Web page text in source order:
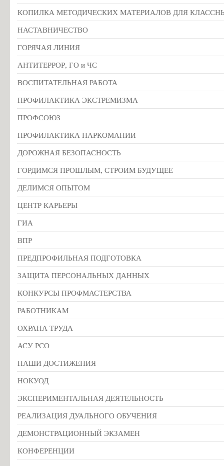
КОПИЛКА МЕТОДИЧЕСКИХ МАТЕРИАЛОВ ДЛЯ
НАСТАВНИЧЕСТВО
ГОРЯЧАЯ ЛИНИЯ
АНТИТЕРРОР, ГО и ЧС
ВОСПИТАТЕЛЬНАЯ РАБОТА
ПРОФИЛАКТИКА ЭКСТРЕМИЗМА
ПРОФСОЮЗ
ПРОФИЛАКТИКА НАРКОМАНИИ
ДОРОЖНАЯ БЕЗОПАСНОСТЬ
ГОРДИМСЯ ПРОШЛЫМ, СТРОИМ БУДУЩЕЕ
ДЕЛИМСЯ ОПЫТОМ
ЦЕНТР КАРЬЕРЫ
ГИА
ВПР
ПРЕДПРОФИЛЬНАЯ ПОДГОТОВКА
ЗАЩИТА ПЕРСОНАЛЬНЫХ ДАННЫХ
КОНКУРСЫ ПРОФМАСТЕРСТВА
РАБОТНИКАМ
ОХРАНА ТРУДА
АСУ РСО
НАШИ ДОСТИЖЕНИЯ
НОКУОД
ЭКСПЕРИМЕНТАЛЬНАЯ ДЕЯТЕЛЬНОСТЬ
РЕАЛИЗАЦИЯ ДУАЛЬНОГО ОБУЧЕНИЯ
ДЕМОНСТРАЦИОННЫЙ ЭКЗАМЕН
КОНФЕРЕНЦИИ